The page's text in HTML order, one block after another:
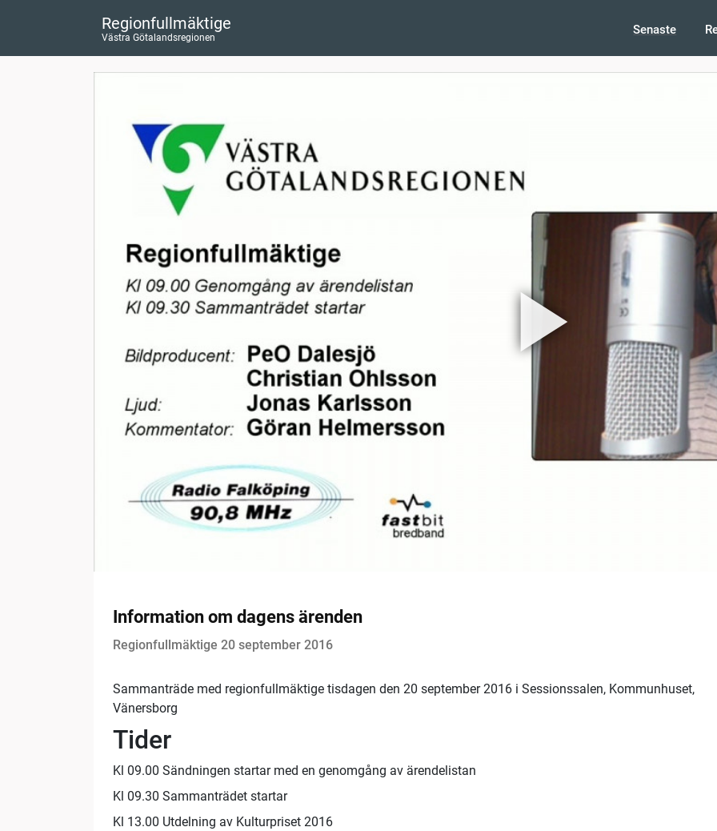
Regionfullmäktige
Västra Götalandsregionen
Senaste
Information om dagens ärenden
Regionfullmäktige 20 september 2016
Sammanträde med regionfullmäktige tisdagen den 20 september 2016 i Sessionssalen, Kommunhuset,
Vänersborg
Tider
Kl 09.00 Sändningen startar med en genomgång av ärendelistan
Kl 09.30 Sammanträdet startar
Kl 13.00 Utdelning av Kulturpriset 2016